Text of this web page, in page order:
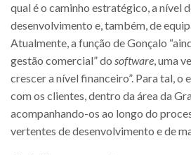
qual é o caminho estratégico, a nível
desenvolvimento e, também, de
Atualmente, a função de Gonçalo
gestão comercial” do software, uma
crescer a nível financeiro”. Para tal, o
com os clientes, dentro da área da
acompanhando-os ao longo do
vertentes de desenvolvimento e de